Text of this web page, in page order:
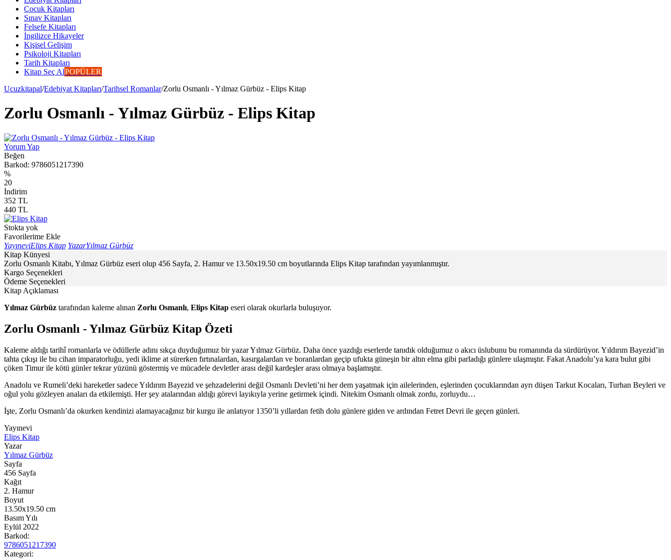
Çocuk Kitapları
Sınav Kitapları
Felsefe Kitapları
İngilizce Hikayeler
Kişisel Gelişim
Psikoloji Kitapları
Tarih Kitapları
Kitap Seç AlPOPÜLER
Ucuzkitapal/Edebiyat Kitapları/Tarihsel Romanlar/Zorlu Osmanlı - Yılmaz Gürbüz - Elips Kitap
Zorlu Osmanlı - Yılmaz Gürbüz - Elips Kitap
Yorum Yap
Beğen
Barkod: 9786051217390
%
20
İndirim
352 TL
440 TL
Stokta yok
Favorilerime Ekle
YayıneviElips Kitap YazarYılmaz Gürbüz
Kitap Künyesi
Zorlu Osmanlı Kitabı, Yılmaz Gürbüz eseri olup 456 Sayfa, 2. Hamur ve 13.50x19.50 cm boyutlarında Elips Kitap tarafından yayımlanmıştır.
Kargo Seçenekleri
Ödeme Seçenekleri
Kitap Açıklaması
Yılmaz Gürbüz tarafından kaleme alınan Zorlu Osmanlı, Elips Kitap eseri olarak okurlarla buluşuyor.
Zorlu Osmanlı - Yılmaz Gürbüz Kitap Özeti
Kaleme aldığı tarihî romanlarla ve ödüllerle adını sıkça duyduğumuz bir yazar Yılmaz Gürbüz. Daha önce yazdığı eserlerde tanıdık olduğumuz o akıcı üslubunu bu romanında da sürdürüyor. Yıldırım Bayezid’in
tahta çıkışı ile bu cihan imparatorluğu, yedi iklime at sürerken fırtınalardan, kasırgalardan ve boranlardan geçip ufukta güneşin bir altın elma gibi parladığı günlere ulaşmıştır. Fakat Anadolu’ya kara bulut gibi
çöken Timur ile kötü günler tekrar yüzünü göstermiş ve mücadele devletler arası değil kardeşler arası olmaya başlamıştır.
Anadolu ve Rumeli’deki hareketler sadece Yıldırım Bayezid ve şehzadelerini değil Osmanlı Devleti’ni her dem yaşatmak için ailelerinden, eşlerinden çocuklarından ayrı düşen Tarkut Kocaları, Turhan Beyleri ve
oğul yolu gözleyen anaları da etkilemişti. Her şey atalarından aldığı görevi layıkıyla yerine getirmek içindi. Nitekim Osmanlı olmak zordu, zorluydu…
İşte, Zorlu Osmanlı’da okurken kendinizi alamayacağınız bir kurgu ile anlatıyor 1350’li yıllardan fetih dolu günlere giden ve ardından Fetret Devri ile geçen günleri.
Yayınevi
Elips Kitap
Yazar
Yılmaz Gürbüz
Sayfa
456 Sayfa
Kağıt
2. Hamur
Boyut
13.50x19.50 cm
Basım Yılı
Eylül 2022
Barkod:
9786051217390
Kategori: